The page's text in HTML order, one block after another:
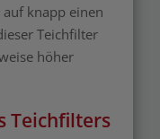
knapp einen
Teichfilter
höher
Teichfilters